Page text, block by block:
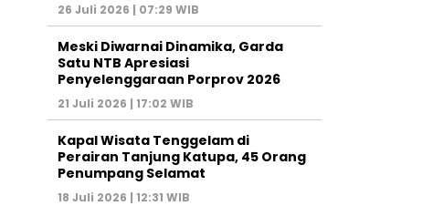
26 Juli 2026 | 07:29 WIB
Meski Diwarnai Dinamika, Garda
Satu NTB Apresiasi
Penyelenggaraan Porprov 2026 ‎
21 Juli 2026 | 17:02 WIB
Kapal Wisata Tenggelam di
Perairan Tanjung Katupa, 45 Orang
Penumpang Selamat
18 Juli 2026 | 12:31 WIB